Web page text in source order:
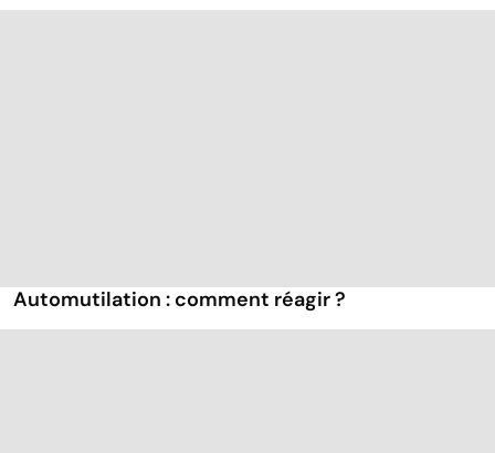
Automutilation : comment réagir ?